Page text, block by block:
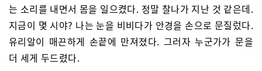
는 소리를 내면서 몸을 일으켰다. 정말 찰나가 지난 것 같은데.
지금이 몇 시야? 나는 눈을 비비다가 안경을 손으로 문질렀다.
유리알이 매끈하게 손끝에 만져졌다. 그러자 누군가가 문을
더 세게 두드렸다.